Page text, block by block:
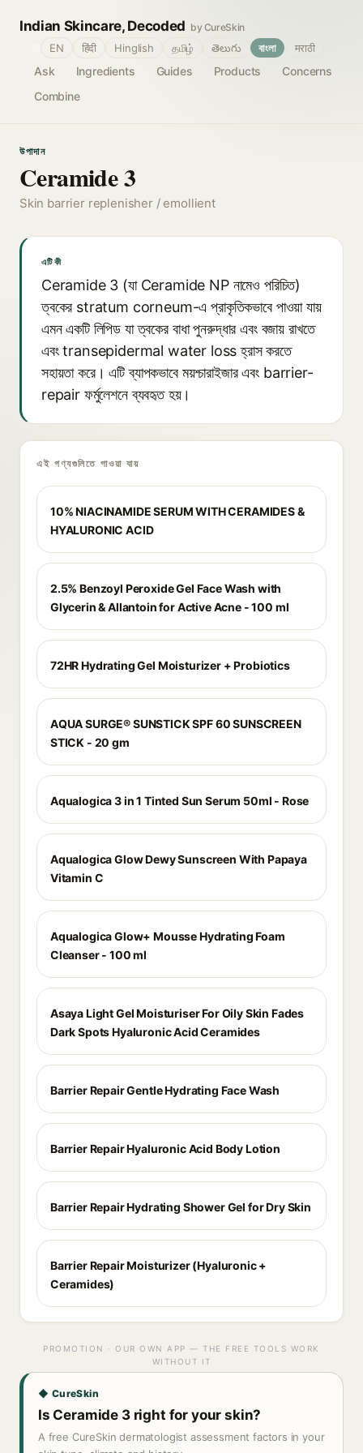
Indian Skincare, Decoded by CureSkin
Ask Ingredients Guides Products
Concerns
Combine
EN हिंदी Hinglish தமிழ் తెలుగు বাংলা मराठी
উপাদান
Ceramide 3
Skin barrier replenisher / emollient
এটি কী
Ceramide 3 (যা Ceramide NP নামেও পরিচিত)
ত্বকের stratum corneum-এ প্রাকৃতিকভাবে পাওয়া যায়
এমন একটি লিপিড যা ত্বকের বাধা পুনরুদ্ধার এবং বজায় রাখতে
এবং transepidermal water loss হ্রাস করতে
সহায়তা করে। এটি ব্যাপকভাবে ময়শ্চারাইজার এবং barrier-
repair ফর্মুলেশনে ব্যবহৃত হয়।
এই পণ্যগুলিতে পাওয়া যায়
10% NIACINAMIDE SERUM WITH CERAMIDES &
HYALURONIC ACID
2.5% Benzoyl Peroxide Gel Face Wash with
Glycerin & Allantoin for Active Acne - 100 ml
72HR Hydrating Gel Moisturizer + Probiotics
AQUA SURGE® SUNSTICK SPF 60 SUNSCREEN
STICK - 20 gm
Aqualogica 3 in 1 Tinted Sun Serum 50ml - Rose
Aqualogica Glow Dewy Sunscreen With Papaya
Vitamin C
Aqualogica Glow+ Mousse Hydrating Foam
Cleanser - 100 ml
Asaya Light Gel Moisturiser For Oily Skin Fades
Dark Spots Hyaluronic Acid Ceramides
Barrier Repair Gentle Hydrating Face Wash
Barrier Repair Hyaluronic Acid Body Lotion
Barrier Repair Hydrating Shower Gel for Dry Skin
Barrier Repair Moisturizer (Hyaluronic +
Ceramides)
PROMOTION · OUR OWN APP — THE FREE TOOLS WORK
WITHOUT IT
◆ CureSkin
Is Ceramide 3 right for your skin?
A free CureSkin dermatologist assessment factors in your